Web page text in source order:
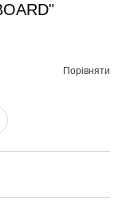
Порівняти